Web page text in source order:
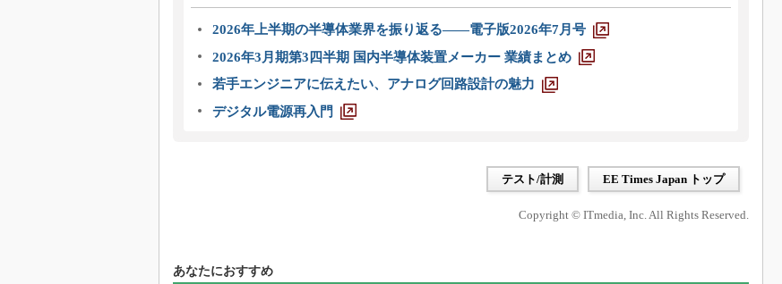
2026年上半期の半導体業界を振り返る――電子版2026年7月号
2026年3月期第3四半期 国内半導体装置メーカー 業績まとめ
若手エンジニアに伝えたい、アナログ回路設計の魅力
デジタル電源再入門
テスト/計測 EE Times Japan トップ
Copyright © ITmedia, Inc. All Rights Reserved.
あなたにおすすめ